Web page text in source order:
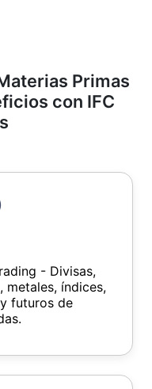
Primas
con IFC
- Divisas,
metales, índices,
futuros de